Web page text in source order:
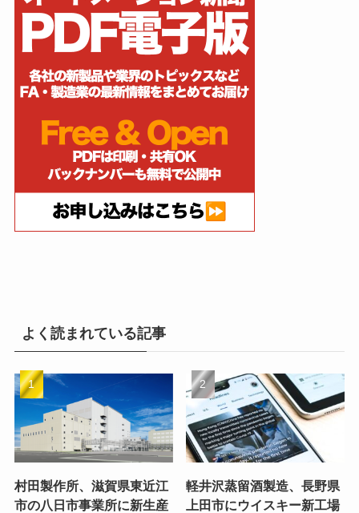
よく読まれている記事
村田製作所、滋賀県東近江
市の八日市事業所に新生産
軽井沢蒸留酒製造、長野県
上田市にウイスキー新工場